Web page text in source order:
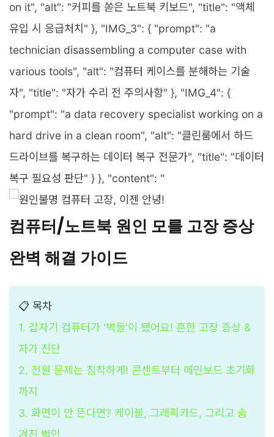
on it", "alt": "커피를 쏟은 노트북 키보드", "title": "액체
유입 시 응급처치" }, "IMG_3": { "prompt": "a
technician disassembling a computer case with
various tools", "alt": "컴퓨터 케이스를 분해하는 기술
자", "title": "자가 수리 전 주의사항" }, "IMG_4": {
"prompt": "a data recovery specialist working on a
hard drive in a clean room", "alt": "클린룸에서 하드
드라이브를 복구하는 데이터 복구 전문가", "title": "데이터
복구 필요성 판단" } }, "content": "
컴퓨터/노트북 원인 모를 고장 증상
완벽 해결 가이드
📋 목차
1. 갑자기 컴퓨터가 '벽돌'이 됐어요! 흔한 고장 증상 &
자가 진단
2. 전원 문제는 침착하게! 콘센트부터 메인보드 초기화
까지
3. 화면이 안 뜬다면? 케이블, 그래픽카드, 그리고 숨
겨진 범인